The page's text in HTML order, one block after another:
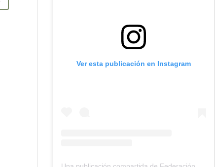
Ver esta publicación en Instagram